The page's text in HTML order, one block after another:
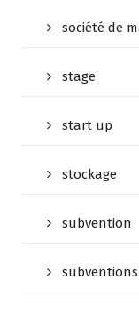
société de
stage
start up
stockage
subvention
subventions